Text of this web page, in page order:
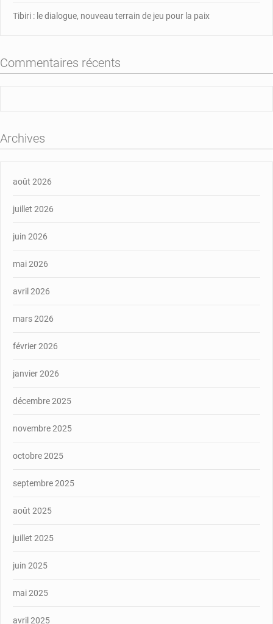
Tibiri : le dialogue, nouveau terrain de jeu pour la paix
Commentaires récents
Archives
août 2026
juillet 2026
juin 2026
mai 2026
avril 2026
mars 2026
février 2026
janvier 2026
décembre 2025
novembre 2025
octobre 2025
septembre 2025
août 2025
juillet 2025
juin 2025
mai 2025
avril 2025